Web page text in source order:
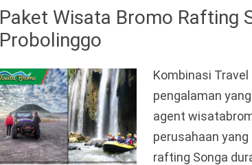
Paket Wisata Bromo Rafting
Probolinggo
Kombinasi
pengalaman
agent
perusahaan
rafting Songa